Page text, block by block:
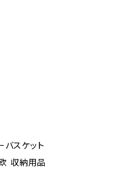
スケット
収納用品